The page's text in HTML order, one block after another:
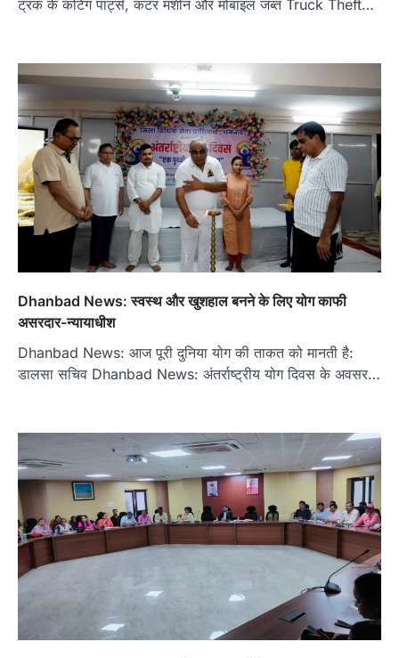
ट्रक के कटिंग पार्ट्स, कटर मशीन और मोबाइल जब्त Truck Theft…
Dhanbad News: स्वस्थ और खुशहाल बनने के लिए योग काफी
असरदार-न्यायाधीश
Dhanbad News: आज पूरी दुनिया योग की ताकत को मानती है:
डालसा सचिव Dhanbad News: अंतर्राष्ट्रीय योग दिवस के अवसर…